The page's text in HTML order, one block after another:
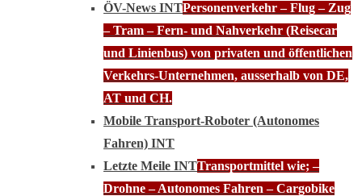
ÖV-News INTPersonenverkehr – Flug – Zug
– Tram – Fern- und Nahverkehr (Reisecar
und Linienbus) von privaten und öffentlichen
Verkehrs-Unternehmen, ausserhalb von DE,
AT und CH.
Mobile Transport-Roboter (Autonomes
Fahren) INT
Letzte Meile INTTransportmittel wie; –
Drohne – Autonomes Fahren – Cargobike